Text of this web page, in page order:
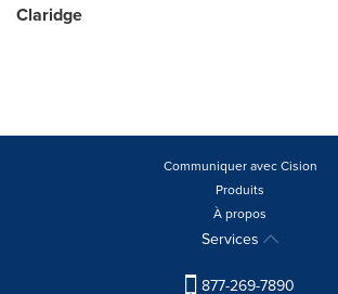
Claridge
Communiquer avec Cision
Produits
À propos
Services
877-269-7890